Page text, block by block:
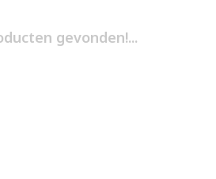
gevonden!...